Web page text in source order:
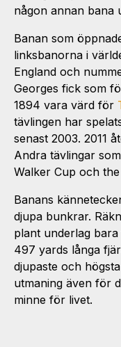
någon annan bana
Banan som
linksbanorna i
England och
Georges fick som
1894 vara värd för
tävlingen har
senast 2003. 2011
Andra tävlingar
Walker Cup och
Banans
djupa bunkrar.
plant underlag
497 yards långa
djupaste och
utmaning även för
minne för livet.